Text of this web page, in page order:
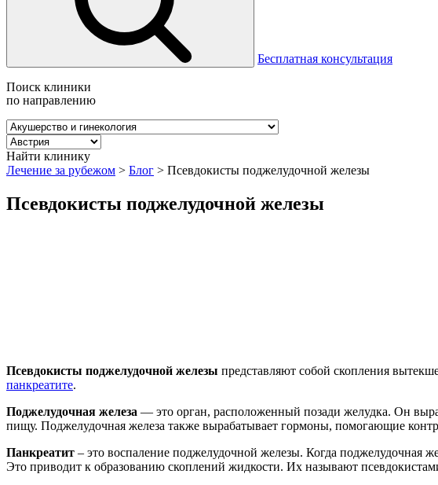
Бесплатная консультация
Поиск клиники
по направлению
Найти клинику
Лечение за рубежом > Блог > Псевдокисты поджелудочной железы
Псевдокисты поджелудочной железы
Псевдокисты поджелудочной железы представляют собой скопления
панкреатите.
Поджелудочная железа — это орган, расположенный позади желудка. Он
пищу. Поджелудочная железа также вырабатывает гормоны, помогающие
Панкреатит – это воспаление поджелудочной железы. Когда поджелудочная
Это приводит к образованию скоплений жидкости. Их называют